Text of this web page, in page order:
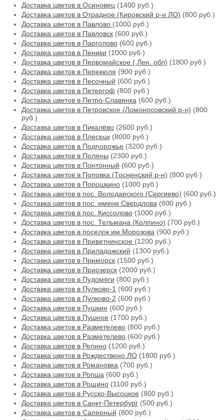
Доставка цветов в Осиновец (1400 руб.)
Доставка цветов в Отрадное (Кировский р-н ЛО) (800 руб.)
Доставка цветов в Павлово (1000 руб.)
Доставка цветов в Павловск (600 руб.)
Доставка цветов в Парголово (600 руб.)
Доставка цветов в Пеники (1000 руб.)
Доставка цветов в Первомайское ( Лен. обл) (1800 руб.)
Доставка цветов в Перекюля (900 руб.)
Доставка цветов в Песочный (600 руб.)
Доставка цветов в Петергоф (800 руб.)
Доставка цветов в Петро-Славянка (600 руб.)
Доставка цветов в Петровское (Ломоносовский р-н) (800
руб.)
Доставка цветов в Пикалёво (2600 руб.)
Доставка цветов в Плесецк (8000 руб.)
Доставка цветов в Подпорожье (3200 руб.)
Доставка цветов в Поляны (2300 руб.)
Доставка цветов в Понтонный (600 руб.)
Доставка цветов в Поповка (Тосненский р-н) (800 руб.)
Доставка цветов в Порошкино (1000 руб.)
Доставка цветов в пос. Володарского (Сергиево) (600 руб.)
Доставка цветов в пос. имени Свердлова (800 руб.)
Доставка цветов в пос. Киссолово (1000 руб.)
Доставка цветов в пос. Тельмана (Колпино) (700 руб.)
Доставка цветов в поселок им.Морозова (900 руб.)
Доставка цветов в Приветнинское (1200 руб.)
Доставка цветов в Приладожский (1300 руб.)
Доставка цветов в Приморск (1500 руб.)
Доставка цветов в Приозерск (2000 руб.)
Доставка цветов в Пудомяги (800 руб.)
Доставка цветов в Пулково-1 (600 руб.)
Доставка цветов в Пулково-2 (600 руб.)
Доставка цветов в Пушкин (600 руб.)
Доставка цветов в Пушное (1700 руб.)
Доставка цветов в Разметелево (800 руб.)
Доставка цветов в Разметелево (600 руб.)
Доставка цветов в Репино (1200 руб.)
Доставка цветов в Рождествено ЛО (1800 руб.)
Доставка цветов в Романовка (700 руб.)
Доставка цветов в Ропша (600 руб.)
Доставка цветов в Рощино (1100 руб.)
Доставка цветов в Русско-Высоцкое (800 руб.)
Доставка цветов в Санкт-Петербург (500 руб.)
Доставка цветов в Саперный (800 руб.)